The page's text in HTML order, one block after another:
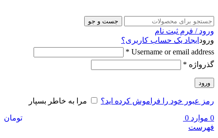
جست و جو
ورود / فرم ثبت نام
ورود ایجاد یک حساب کاربری؟
Username or email address
*
گذرواژه *
ورود
رمز عبور خود را فراموش کرده اید؟ مرا به خاطر بسپار
0 موارد 0
تومان
فهرست